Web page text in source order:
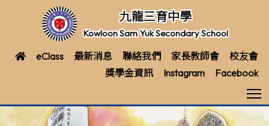
九龍三育中學
Kowloon Sam Yuk Secondary School
eClass 最新消息 聯絡我們 家長教師會
校友會
獎學金資訊
Instagram Facebook